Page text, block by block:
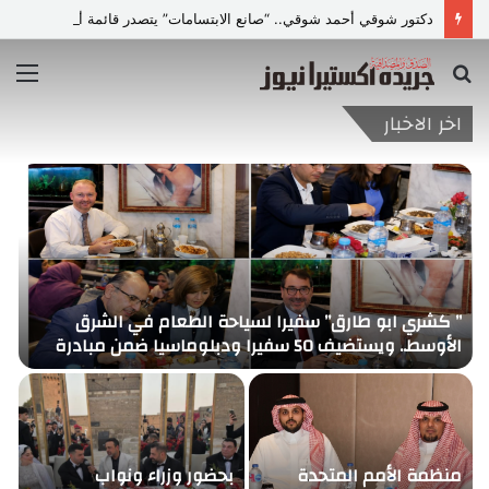
بحث
عن
اخر الاخبار
” كشري ابو طارق” سفيرا لسياحة الطعام في الشرق
الأوسط.. ويستضيف 50 سفيرا ودبلوماسيا ضمن مبادرة
“دبلوماسية الكشري”
منظمة الأمم المتحدة بحضور وزراء ونواب